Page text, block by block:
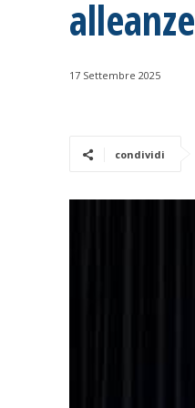
alleanze
17 Settembre 2025
condividi